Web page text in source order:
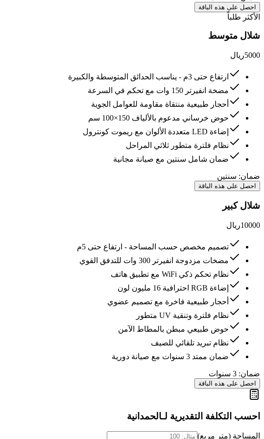
احصل على هذه الباقة
الأكثر طلباً
شلال متوسط
5000ريال
ارتفاع حتى 3م - يناسب الحدائق المتوسطة والكبيرة
مضخة انفيرتر 150 وات مع تحكم في السرعة
أحجار طبيعية منتقاة مقاومة للعوامل الجوية
حوض خرساني مدعوم بالألياف 150×100 سم
إضاءة LED متعددة الألوان مع ريموت كونترول
نظام فلترة متطور ثلاثي المراحل
ضمان شامل سنتين مع صيانة مجانية
ضمان: سنتين
احصل على هذه الباقة
شلال كبير
10000ريال
تصميم مخصص حسب المساحة - ارتفاع حتى 5م
مضخات مزدوجة انفيرتر 300 وات للتدفق القوي
نظام تحكم ذكي WiFi مع تطبيق هاتف
إضاءة RGB احترافية 16 مليون لون
أحجار طبيعية فاخرة مع تصميم عضوي
نظام فلترة وتنقية UV متطور
حوض طبيعي مبطن بالمطاط الآمن
نظام تبريد تلقائي للصيف
ضمان ممتد 3 سنوات مع صيانة دورية
ضمان: 3 سنوات
احصل على هذه الباقة
احسب التكلفة التقديرية لـالحمدانية
المساحة (متر مربع)